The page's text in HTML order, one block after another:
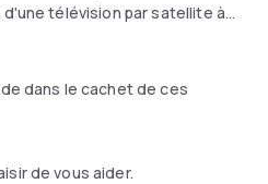
télévision par satellite à
d'eau avec douche, et WC.
métro Blanche, non loin de
dans le cachet de ces
de vous aider.